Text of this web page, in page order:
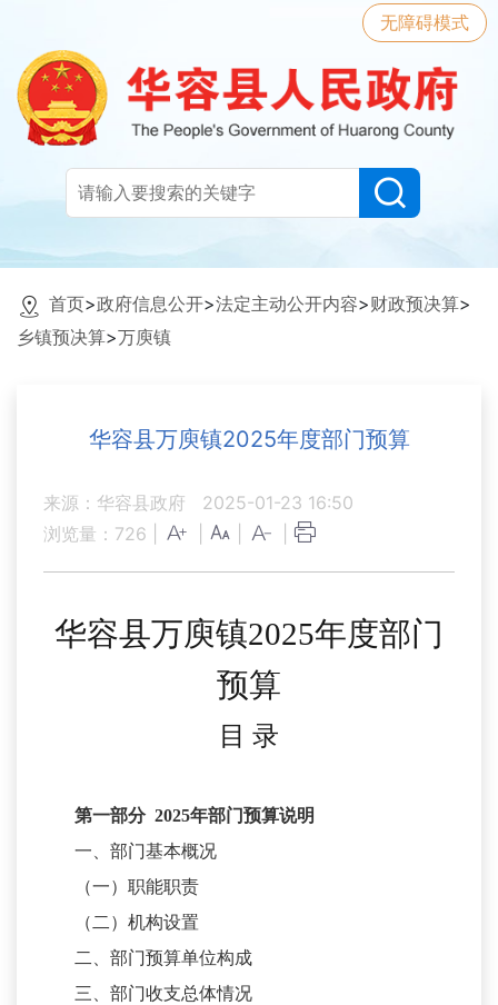
无障碍模式
首页>政府信息公开>法定主动公开内容>财政预决算>
乡镇预决算>万庾镇
华容县万庾镇2025年度部门预算
来源：华容县政府
2025-01-23 16:50
浏览量： 726
华容县万庾镇2025年度部门
预算
目 录
第一部分 2025年部门预算说明
一、部门基本概况
（一）职能职责
（二）机构设置
二、部门预算单位构成
三、部门收支总体情况